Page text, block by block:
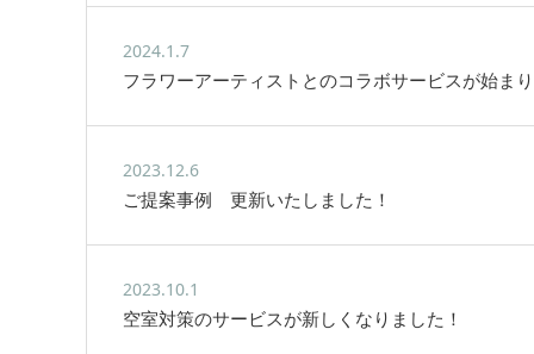
2024.1.7
フラワーアーティストとのコラボサービスが始ま
2023.12.6
ご提案事例 更新いたしました！
2023.10.1
空室対策のサービスが新しくなりました！